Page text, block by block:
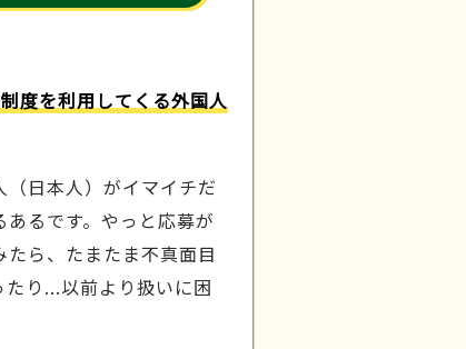
度を利用してくる外国人
日本人）がイマイチだ
るです。やっと応募が
ら、たまたま不真面目
り...以前より扱いに困